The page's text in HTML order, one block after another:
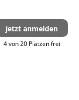
jetzt anmelden
4 von 20 Plätzen frei